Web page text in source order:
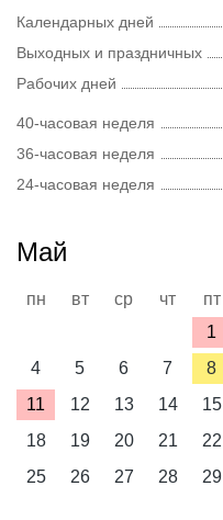
Календарных дней
Выходных и праздничных
Рабочих дней
40-часовая неделя
36-часовая неделя
24-часовая неделя
Май
пн вт ср чт пт
1
4
5 6 7 8
11
12 13 14 15
18
19 20 21 22
25
26 27 28 29